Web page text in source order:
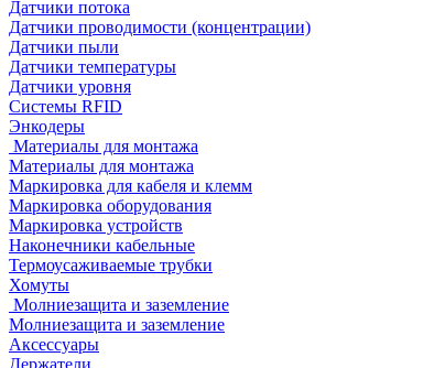
Датчики потока
Датчики проводимости (концентрации)
Датчики пыли
Датчики температуры
Датчики уровня
Системы RFID
Энкодеры
Материалы для монтажа
Материалы для монтажа
Маркировка для кабеля и клемм
Маркировка оборудования
Маркировка устройств
Наконечники кабельные
Термоусаживаемые трубки
Хомуты
Молниезащита и заземление
Молниезащита и заземление
Аксессуары
Держатели